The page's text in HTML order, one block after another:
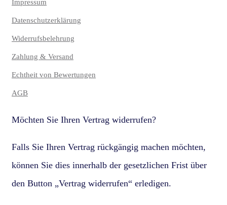
Impressum
Datenschutzerklärung
Widerrufsbelehrung
Zahlung & Versand
Echtheit von Bewertungen
AGB
Möchten Sie Ihren Vertrag widerrufen?
Falls Sie Ihren Vertrag rückgängig machen möchten,
können Sie dies innerhalb der gesetzlichen Frist über
den Button „Vertrag widerrufen“ erledigen.